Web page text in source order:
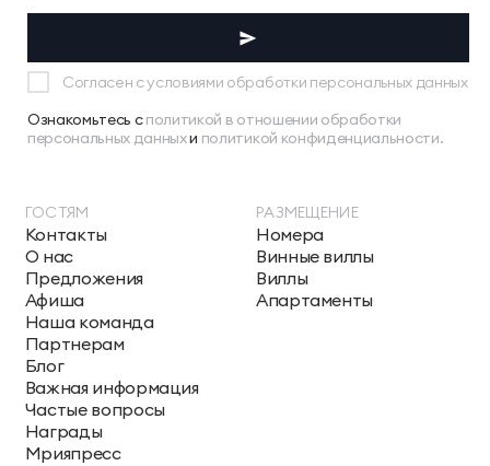
Согласен с условиями обработки персональных данных
Ознакомьтесь сполитикой в отношении обработки
персональных данныхи политикой конфиденциальности.
ГОСТЯМ
Контакты
О нас
Предложения
Афиша
Наша команда
Партнерам
Блог
Важная информация
Частые вопросы
Награды
Мрияпресс
РАЗМЕЩЕНИЕ
Номера
Винные виллы
Виллы
Апартаменты